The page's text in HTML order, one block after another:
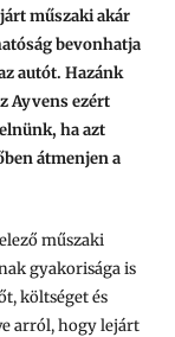
műszaki akár
bevonhatja
autót. Hazánk
Ayvens ezért
ha azt
átmenjen a
műszaki
gyakorisága is
költséget és
arról, hogy lejárt